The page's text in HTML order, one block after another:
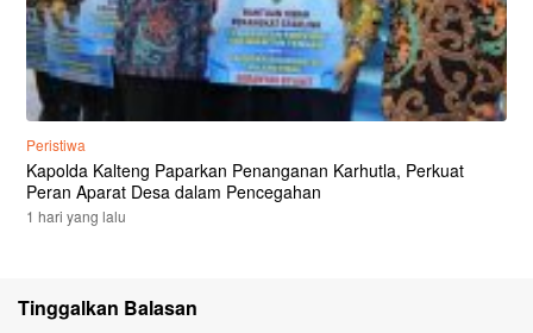
Peristiwa
Kapolda Kalteng Paparkan Penanganan Karhutla, Perkuat
Peran Aparat Desa dalam Pencegahan
1 hari yang lalu
Tinggalkan Balasan